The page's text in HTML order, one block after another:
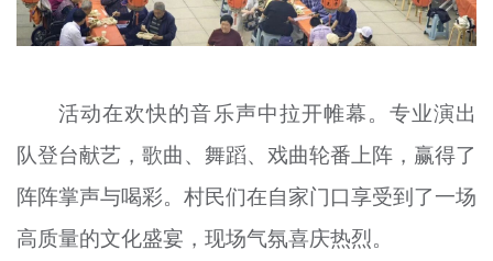
活动在欢快的音乐声中拉开帷幕。专业演出
队登台献艺，歌曲、舞蹈、戏曲轮番上阵，赢得了
阵阵掌声与喝彩。村民们在自家门口享受到了一场
高质量的文化盛宴，现场气氛喜庆热烈。